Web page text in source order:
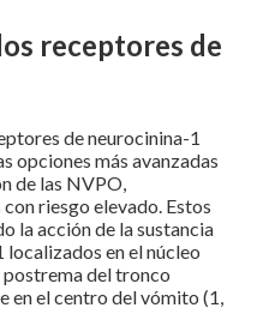
receptores de
de neurocinina-1
opciones más avanzadas
de las NVPO,
riesgo elevado. Estos
la acción de la sustancia
en el núcleo
del tronco
en el centro del vómito (1,